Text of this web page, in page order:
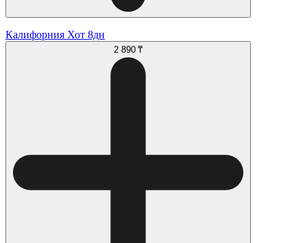
Калифорния Хот 8дн
2 890 ₸